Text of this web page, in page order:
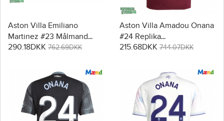
Aston Villa Emiliano
Martinez #23 Målmand
Replika Tredjetrøje 2025-
290.18DKK 762.69DKK
Aston Villa Amadou Onana
#24 Replika
Hjemmebanetrøje 2025-26
215.68DKK 744.07DKK